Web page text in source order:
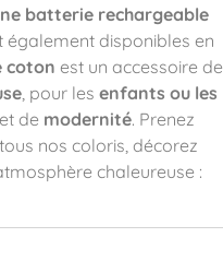
batterie rechargeable
également disponibles en
coton est un accessoire de
, pour les enfants ou les
de modernité. Prenez
nos coloris, décorez
chaleureuse :